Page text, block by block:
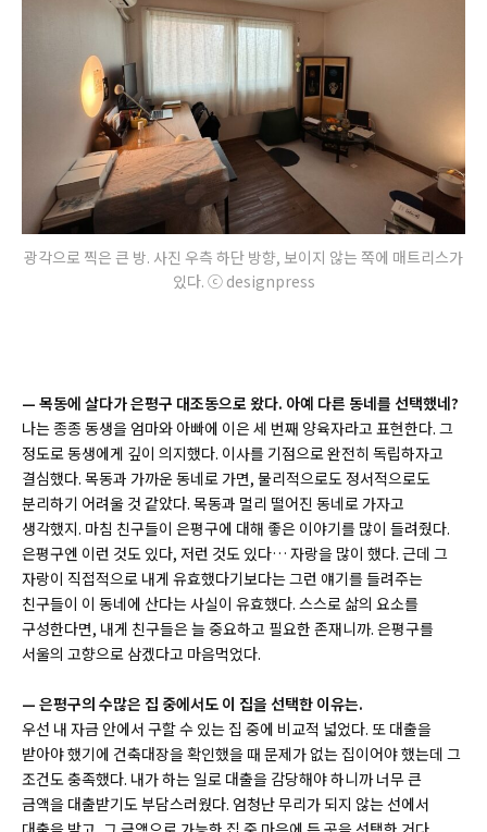
광각으로 찍은 큰 방. 사진 우측 하단 방향, 보이지 않는 쪽에 매트리스가
있다. ⓒ designpress
— 목동에 살다가 은평구 대조동으로 왔다. 아예 다른 동네를 선택했네?
나는 종종 동생을 엄마와 아빠에 이은 세 번째 양육자라고 표현한다. 그
정도로 동생에게 깊이 의지했다. 이사를 기점으로 완전히 독립하자고
결심했다. 목동과 가까운 동네로 가면, 물리적으로도 정서적으로도
분리하기 어려울 것 같았다. 목동과 멀리 떨어진 동네로 가자고
생각했지. 마침 친구들이 은평구에 대해 좋은 이야기를 많이 들려줬다.
은평구엔 이런 것도 있다, 저런 것도 있다… 자랑을 많이 했다. 근데 그
자랑이 직접적으로 내게 유효했다기보다는 그런 얘기를 들려주는
친구들이 이 동네에 산다는 사실이 유효했다. 스스로 삶의 요소를
구성한다면, 내게 친구들은 늘 중요하고 필요한 존재니까. 은평구를
서울의 고향으로 삼겠다고 마음먹었다.
— 은평구의 수많은 집 중에서도 이 집을 선택한 이유는.
우선 내 자금 안에서 구할 수 있는 집 중에 비교적 넓었다. 또 대출을
받아야 했기에 건축대장을 확인했을 때 문제가 없는 집이어야 했는데 그
조건도 충족했다. 내가 하는 일로 대출을 감당해야 하니까 너무 큰
금액을 대출받기도 부담스러웠다. 엄청난 무리가 되지 않는 선에서